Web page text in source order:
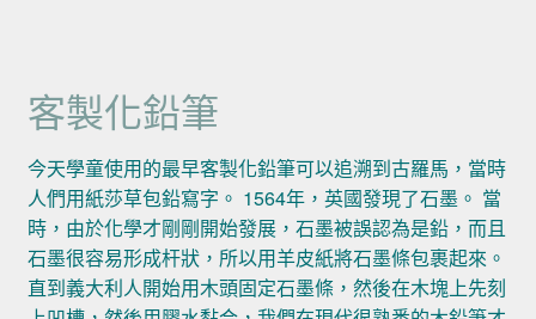
客製化鉛筆
今天學童使用的最早客製化鉛筆可以追溯到古羅馬，當時
人們用紙莎草包鉛寫字。 1564年，英國發現了石墨。 當
時，由於化學才剛剛開始發展，石墨被誤認為是鉛，而且
石墨很容易形成杆狀，所以用羊皮紙將石墨條包裹起來。
直到義大利人開始用木頭固定石墨條，然後在木塊上先刻